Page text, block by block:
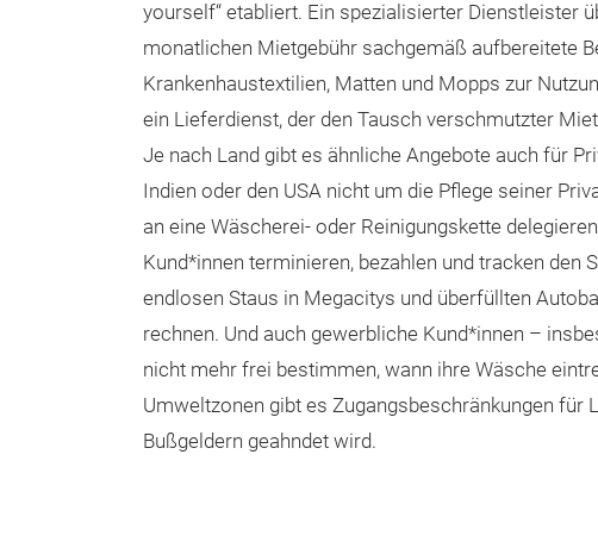
yourself“ etabliert. Ein spezialisierter Dienstleister
monatlichen Mietgebühr sachgemäß aufbereitete
Krankenhaustextilien, Matten und Mopps zur
ein Lieferdienst, der den Tausch verschmutzter
Je nach Land gibt es ähnliche Angebote auch für
Indien oder den USA nicht um die Pflege seiner
an eine Wäscherei- oder Reinigungskette
Kund*innen terminieren, bezahlen und tracken den
endlosen Staus in Megacitys und überfüllten
rechnen. Und auch gewerbliche Kund*innen –
nicht mehr frei bestimmen, wann ihre Wäsche
Umweltzonen gibt es Zugangsbeschränkungen für
Bußgeldern geahndet wird.